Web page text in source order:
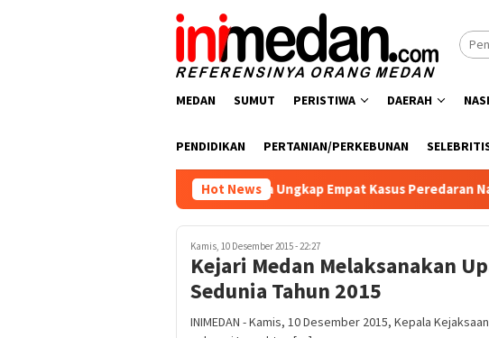
MEDAN SUMUT PERISTIWA DAERAH
PENDIDIKAN PERTANIAN/PERKEBUNAN
Hot News
Polres Batu Bara Ungkap Empat Kasus Peredaran Narkotika,
Kamis, 10 Desember 2015 - 22:27
Kejari Medan Melaksanakan
Sedunia Tahun 2015
INIMEDAN - Kamis, 10 Desember 2015, Kepala